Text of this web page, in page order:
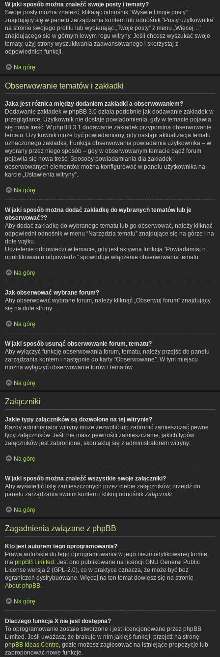
W jaki sposób można znaleźć swoje posty i tematy?
Swoje posty można znaleźć, klikając odnośnik “Wyświetl moje posty”
znajdujący się w panelu zarządzania kontem lub odnośnik “Posty użytkownika”
na stronie swojego profilu lub wybierając „Twoje posty” z menu „Więcej…”
znajdującego się w górnym lewym rogu witryny. Jeśli chcesz wyszukać swoje
tematy, użyj strony wyszukiwania zaawansowanego i skorzystaj z
odpowiednich funkcji.
Na górę
Obserwowanie tematów i zakładki
Jaka jest różnica między dodaniem zakładki a obserwowaniem?
Dodawanie zakładek w phpBB 3.0 działa podobnie jak dodawanie zakładek w
przeglądarce. Użytkownik nie dostaje powiadomienia, gdy w temacie pojawia
się nowa treść. W phpBB 3.1 dodawanie zakładek przypomina obserwowanie
tematu. Użytkownik może być powiadamiany, gdy nastąpi aktualizacja tematu
oznaczonego zakładką. Funkcja obserwowania powiadamia użytkownika – w
wybrany przez niego sposób – gdy w obserwowanym temacie bądź forum
pojawiła się nowa treść. Sposoby powiadamiania dla zakładek i
obserwowanych elementów można konfigurować w panelu użytkownika na
karcie „Ustawienia witryny”.
Na górę
W jaki sposób można dodać zakładkę do wybranych tematów lub je
obserwować??
Aby dodać zakładkę do wybranego tematu lub go obserwować, należy kliknąć
odpowiedni odnośnik w menu “Narzędzia tematu” znajdujące się na górze i na
dole wątku.
Udzielenie odpowiedzi w temacie, gdy jest aktywna funkcja “Powiadamiaj o
opublikowaniu odpowiedzi” spowoduje włączenie obserwowania tematu.
Na górę
Jak obserwować wybrane forum?
Aby obserwować wybrane forum, należy kliknąć „Obserwuj forum” znajdujący
się na dole strony.
Na górę
W jaki sposób usunąć obserwowanie forum, tematu?
Aby wyłączyć funkcję obserwowania forum, tematu, należy przejść do panelu
zarządzania kontem i następnie do karty “Obserwowane”. W tym miejscu
można wyłączyć obserwowanie forów i tematów.
Na górę
Załączniki
Jakie typy załączników są dozwolone na tej witrynie?
Każdy administrator witryny może zezwolić lub zabronić zamieszczać pewne
typy załączników. Jeśli nie masz pewności zamieszczanie, jakich typów
załączników jest zabronione, skontaktuj się z administratorem witryny.
Na górę
W jaki sposób można znaleźć wszystkie swoje załączniki?
Aby wyświetlić listę zamieszczonych przez ciebie załączników, przejdź do
panelu zarządzania swoim kontem i kliknij odnośnik Załączniki
Na górę
Zagadnienia związane z phpBB
Kto jest autorem tego oprogramowania?
Prawa autorskie do tego oprogramowania w jego niezmodyfikowanej formie,
ma phpBB Limited . Jest ono publikowane na licencji GNU General Public
License wersja 2 (GPL-2.0), co w praktyce oznacza, że może być bez
ograniczeń dystrybuowane. Więcej na ten temat dowiesz się na stronie
About phpBB
Na górę
Dlaczego funkcja X nie jest dostępna?
To oprogramowanie zostało stworzone i jest licencjonowane przez phpBB
Limited. Jeśli uważasz, że brakuje w nim jakiejś funkcji, przejdź na stronę
phpBB Ideas Centre , gdzie możesz zagłosować na istniejące propozycje lub
zaproponować nowe funkcje.